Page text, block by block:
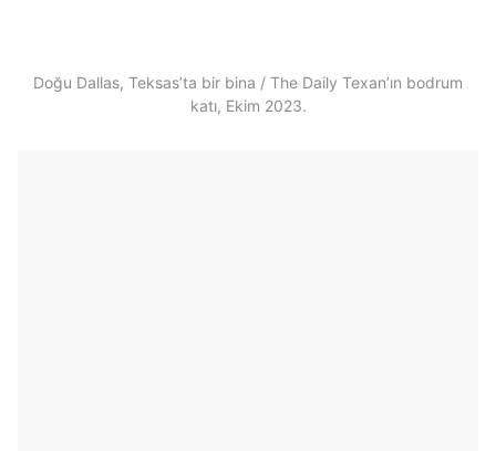
Doğu Dallas, Teksas’ta bir bina / The Daily Texan’ın bodrum
katı, Ekim 2023.